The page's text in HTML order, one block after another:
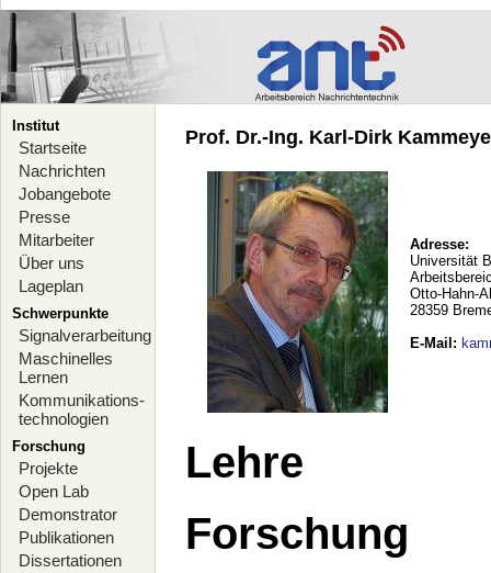
Institut
Startseite
Nachrichten
Jobangebote
Presse
Mitarbeiter
Über uns
Lageplan
Schwerpunkte
Signalverarbeitung
Maschinelles
Lernen
Kommunikations-
technologien
Forschung
Projekte
Open Lab
Demonstrator
Publikationen
Dissertationen
Prof. Dr.-Ing. Karl-Dirk
Adresse:
Universität
Otto-Hahn-
28359
E-Mail :
Lehre
Forschung